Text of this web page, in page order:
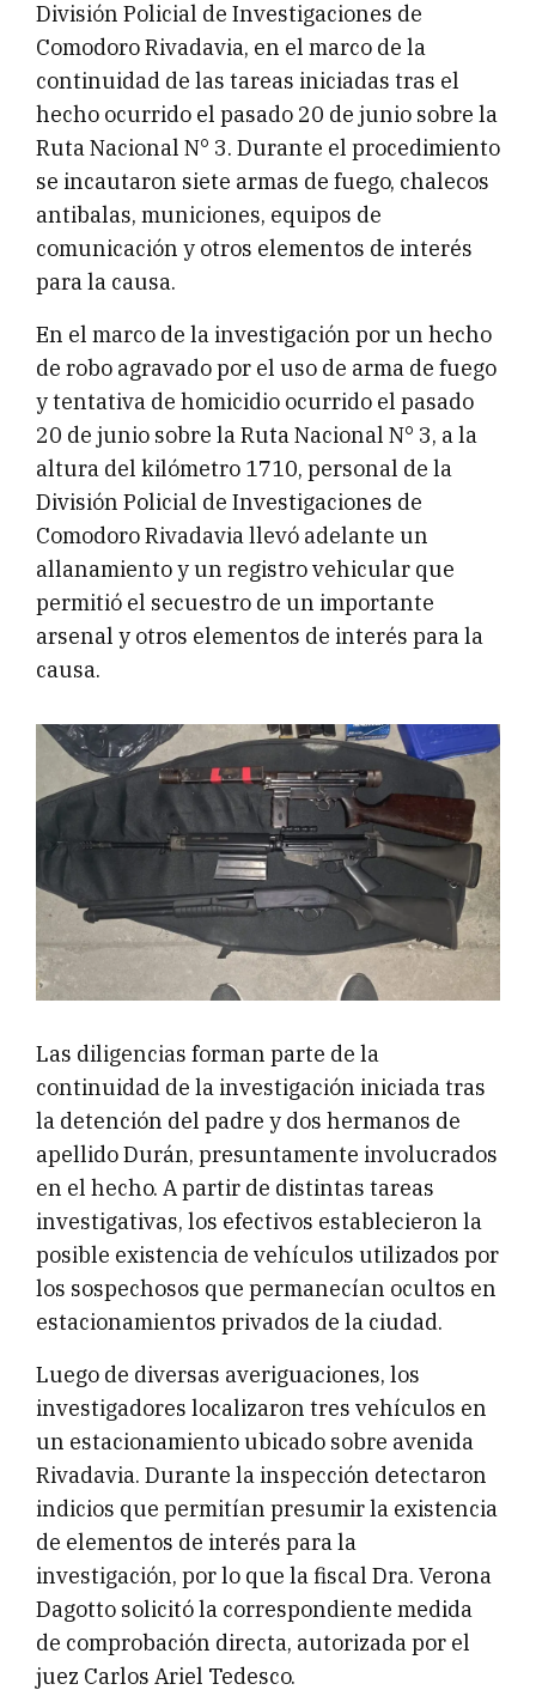
División Policial de Investigaciones de
Comodoro Rivadavia, en el marco de la
continuidad de las tareas iniciadas tras el
hecho ocurrido el pasado 20 de junio sobre la
Ruta Nacional N° 3. Durante el procedimiento
se incautaron siete armas de fuego, chalecos
antibalas, municiones, equipos de
comunicación y otros elementos de interés
para la causa.
En el marco de la investigación por un hecho
de robo agravado por el uso de arma de fuego
y tentativa de homicidio ocurrido el pasado
20 de junio sobre la Ruta Nacional N° 3, a la
altura del kilómetro 1710, personal de la
División Policial de Investigaciones de
Comodoro Rivadavia llevó adelante un
allanamiento y un registro vehicular que
permitió el secuestro de un importante
arsenal y otros elementos de interés para la
causa.
Las diligencias forman parte de la
continuidad de la investigación iniciada tras
la detención del padre y dos hermanos de
apellido Durán, presuntamente involucrados
en el hecho. A partir de distintas tareas
investigativas, los efectivos establecieron la
posible existencia de vehículos utilizados por
los sospechosos que permanecían ocultos en
estacionamientos privados de la ciudad.
Luego de diversas averiguaciones, los
investigadores localizaron tres vehículos en
un estacionamiento ubicado sobre avenida
Rivadavia. Durante la inspección detectaron
indicios que permitían presumir la existencia
de elementos de interés para la
investigación, por lo que la fiscal Dra. Verona
Dagotto solicitó la correspondiente medida
de comprobación directa, autorizada por el
juez Carlos Ariel Tedesco.